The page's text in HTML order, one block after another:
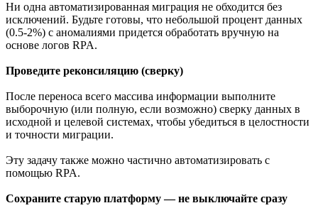
Ни одна автоматизированная миграция не обходится без
исключений. Будьте готовы, что небольшой процент данных
(0.5-2%) с аномалиями придется обработать вручную на
основе логов RPA.
Проведите реконсиляцию (сверку)
После переноса всего массива информации выполните
выборочную (или полную, если возможно) сверку данных в
исходной и целевой системах, чтобы убедиться в целостности
и точности миграции.
Эту задачу также можно частично автоматизировать с
помощью RPA.
Сохраните старую платформу — не выключайте сразу